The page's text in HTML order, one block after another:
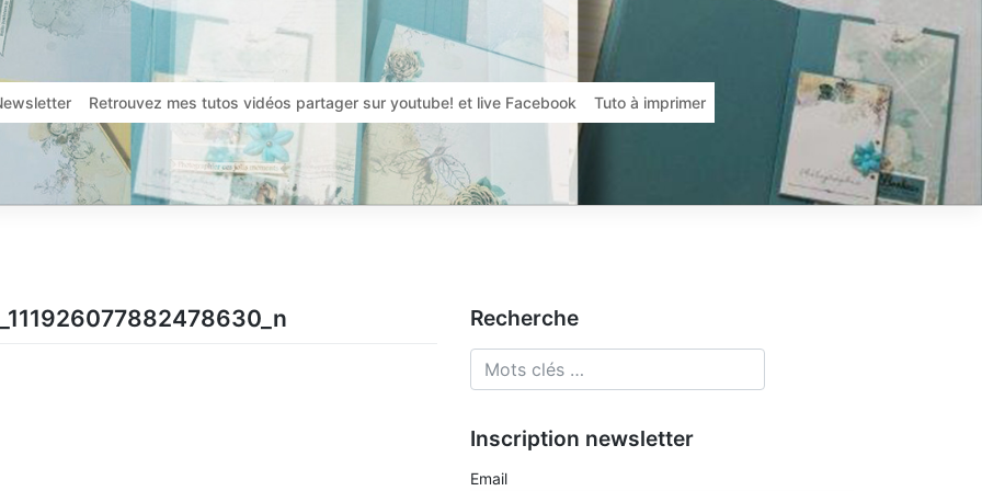
Retrouvez mes tutos vidéos partager sur youtube! et live Facebook Tuto à imprimer
Recherche
Inscription newsletter
Email